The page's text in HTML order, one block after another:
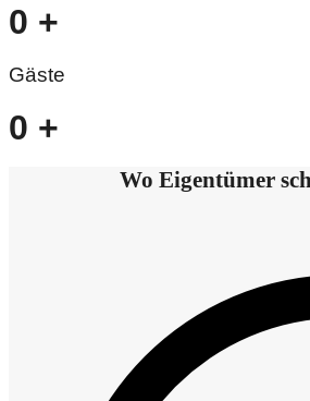
0 +
Gäste
0 +
Wo Eigentümer